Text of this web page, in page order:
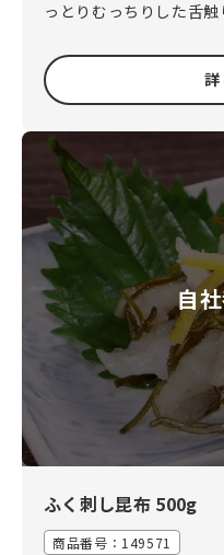
っとりむっちりした舌触
自
ふく刺し昆布 500g
商品番号： 149571